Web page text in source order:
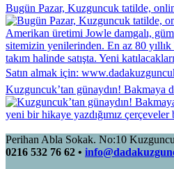
Bugün Pazar, Kuzguncuk tatilde,
Kuzguncuk’tan günaydın! Bakmaya
Perihan Abla Sokak. No:10
0216 532 76 62 •